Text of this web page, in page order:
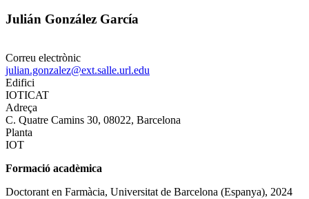
Julián González García
Correu electrònic
julian.gonzalez@ext.salle.url.edu
Edifici
IOTICAT
Adreça
C. Quatre Camins 30, 08022, Barcelona
Planta
IOT
Formació acadèmica
Doctorant en Farmàcia, Universitat de Barcelona (Espanya), 2024